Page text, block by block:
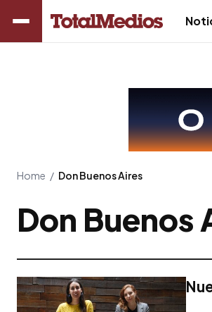
Home / Don Buenos Aires
Don Buenos